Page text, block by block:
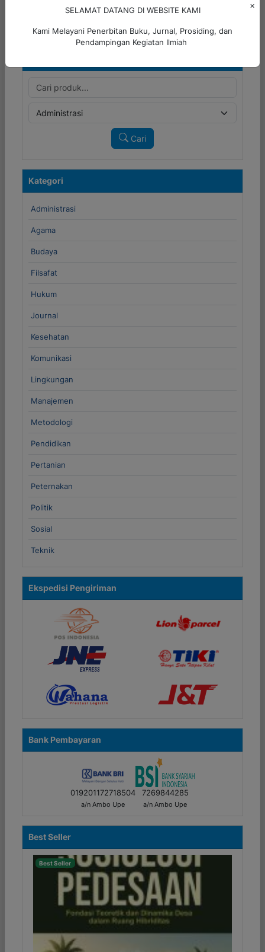
Detail
Cari
Kategori
Administrasi
Agama
Budaya
Filsafat
Hukum
Journal
Kesehatan
Komunikasi
Lingkungan
Manajemen
Metodologi
Pendidikan
Pertanian
Peternakan
Politik
Sosial
Teknik
Ekspedisi Pengiriman
Bank Pembayaran
019201172718504
a/n Ambo Upe
7269844285
a/n Ambo Upe
Best Seller
Best Seller
×
SELAMAT DATANG DI WEBSITE KAMI
Kami Melayani Penerbitan Buku, Jurnal, Prosiding, dan
Pendampingan Kegiatan Ilmiah